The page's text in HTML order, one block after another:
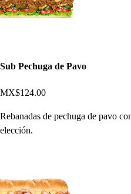
Sub Pechuga de Pavo
MX$124.00
Rebanadas de pechuga de pavo
elección.